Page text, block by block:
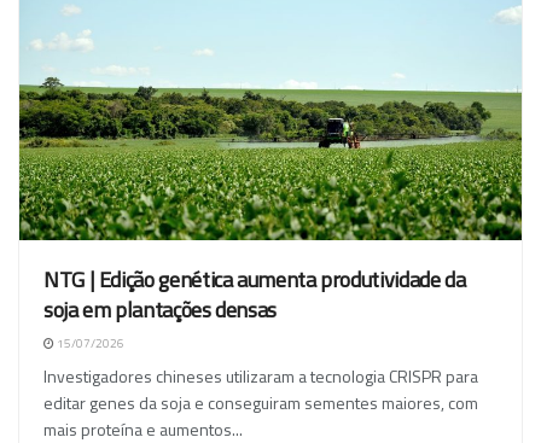
NTG | Edição genética aumenta produtividade da
soja em plantações densas
15/07/2026
Investigadores chineses utilizaram a tecnologia CRISPR para
editar genes da soja e conseguiram sementes maiores, com
mais proteína e aumentos...